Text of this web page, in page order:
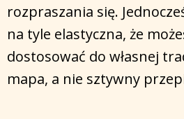
rozpraszania się.
na tyle elastyczna, że
dostosować do własnej
mapa, a nie sztywny